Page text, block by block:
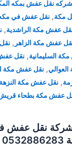
شركه نقل عفش بمكه
مكة, نقل عفش في
عفش مكة الراشدية,
عفش مكة الزاهر ,
السليمانية, نقل
, نقل عفش مكة
, نقل عفش مكة النزهة
عفش مكة بطحاء
نقل عفش